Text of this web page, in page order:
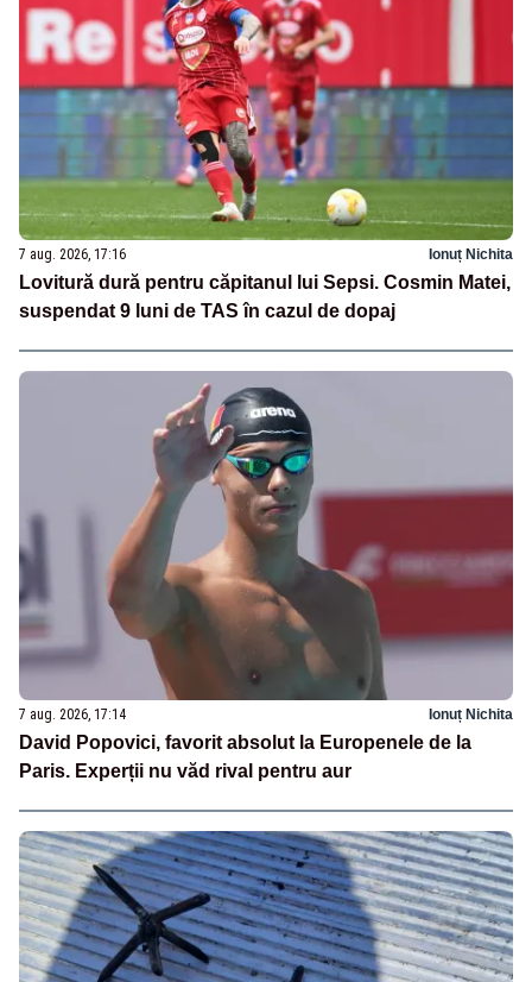
7 aug. 2026, 17:16 Ionuț Nichita
Lovitură dură pentru căpitanul lui Sepsi. Cosmin Matei,
suspendat 9 luni de TAS în cazul de dopaj
7 aug. 2026, 17:14 Ionuț Nichita
David Popovici, favorit absolut la Europenele de la
Paris. Experții nu văd rival pentru aur